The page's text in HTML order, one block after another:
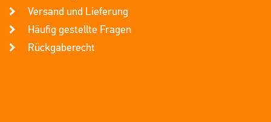
Versand und Lieferung
Häufig gestellte Fragen
Rückgaberecht